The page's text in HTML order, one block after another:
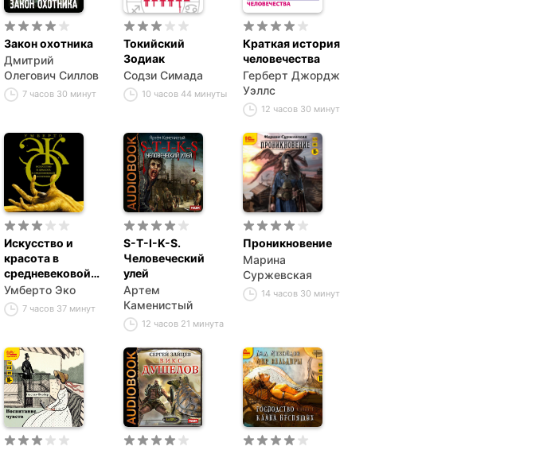
Закон охотника
Дмитрий
Олегович Силлов
7 часов 30 минут
Токийский
Зодиак
Содзи Симада
10 часов 44 минуты
Краткая история
человечества
Герберт Джордж
Уэллс
12 часов 30 минут
Искусство и
красота в
средневековой
эстетике
Умберто Эко
7 часов 37 минут
S-T-I-K-S.
Человеческий
улей
Артем
Каменистый
12 часов 21 минута
Проникновение
Марина
Суржевская
14 часов 30 минут